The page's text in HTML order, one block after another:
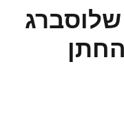
שלוסברג